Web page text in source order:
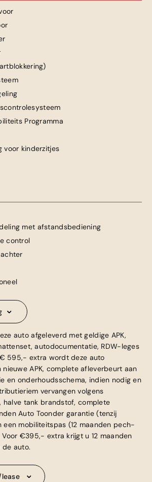
Programma
voor kinderzitjes
met afstandsbediening
control
auto afgeleverd met geldige APK,
autodocumentatie, RDW-leges
595,- extra wordt deze auto
APK, complete afleverbeurt aan
en onderhoudsschema, indien nodig en
vervangen volgens
halve tank brandstof, complete
Auto Toonder garantie (tenzij
een mobiliteitspas (12 maanden pech-
€395,- extra krijgt u 12 maanden
de auto.